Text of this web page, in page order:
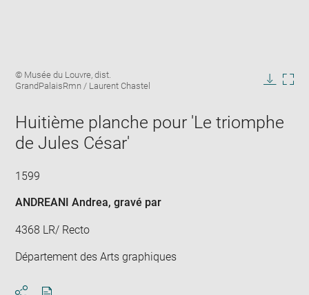
window
Image
caption:
© Musée du Louvre, dist.
GrandPalaisRmn / Laurent Chastel
Huitième planche pour 'Le triomphe
de Jules César'
1599
ANDREANI Andrea, gravé par
4368 LR/ Recto
Département des Arts graphiques